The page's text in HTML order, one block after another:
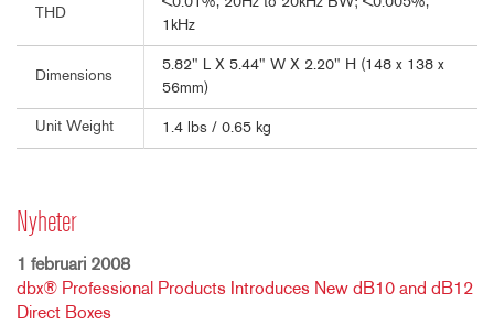
THD
1kHz
Dimensions
5.82" L X 5.44" W X 2.20" H (148 x 138 x
56mm)
Unit Weight 1.4 lbs / 0.65 kg
Nyheter
1 februari 2008
dbx® Professional Products Introduces New dB10 and dB12
Direct Boxes